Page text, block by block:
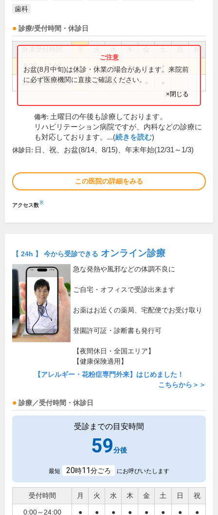
歯科
診療/受付時間・休診日
祝
8:30～12:00 ● ● ● ● ●
13:30～17:00 ● ● ● ●
お盆(8月中旬)は休診・休業の場合があります。来院前
に必ず医療機関に直接ご確認ください。
×閉じる
備考: 土曜日の午後も診療しております。
リハビリテーション病院ですが、内科などの診療に
も対応しております。...(続きを読む)
休診日: 日、祝、お盆(8/14、8/15)、年末年始(12/31～1/3)
この医院の詳細をみる
アクセス数※
【 24h 】 今から受診できる オンライン診療
急な発熱や風邪などの体調不良に
ご自宅・オフィスで受診出来ます
お薬はお近くの薬局、宅配便でお受け取り
登園許可証・診断書も発行可
【夜間休日・全国エリア】
【健康保険適用】
【アレルギー・花粉症専門外来】はじめました！
こちらから＞＞
診療／受付時間・休診日
受診までの目安時間
59分後
最短 20時11分ごろ にお呼びいたします
受付時間 月 火 水 木 金 土 日 祝
0:00～24:00 ● ● ● ● ● ● ● ●